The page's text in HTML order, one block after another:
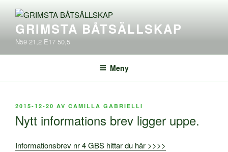
innehållGRIMSTA BÅTSÄLLSKAP
N59 21,2 E17 50,5
Meny
PUBLICERAT
2015-12-20 AV CAMILLA GABRIELLI
Nytt informations brev ligger uppe.
Informationsbrev nr 4 GBS hittar du här >>>>